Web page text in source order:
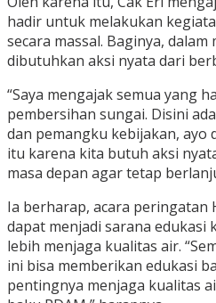
hadir untuk melakukan
secara massal. Baginya,
dibutuhkan aksi nyata dari
“Saya mengajak semua yang
pembersihan sungai. Disini
dan pemangku kebijakan, ayo
itu karena kita butuh aksi
masa depan agar tetap
Ia berharap, acara peringatan
dapat menjadi sarana edukasi
lebih menjaga kualitas air.
ini bisa memberikan edukasi
pentingnya menjaga kualitas